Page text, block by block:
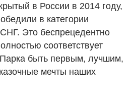
в России в 2014 году,
в категории
Это беспрецедентно
соответствует
быть первым, лучшим,
мечты наших